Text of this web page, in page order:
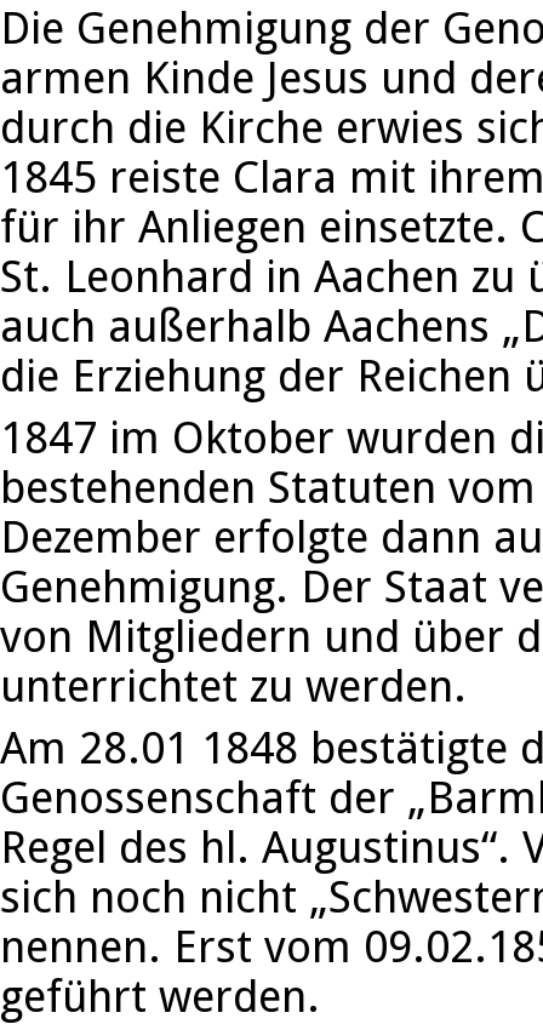
Die Genehmigung der
armen Kinde Jesus und
durch die Kirche erwies
1845 reiste Clara mit
für ihr Anliegen einsetzte.
St. Leonhard in Aachen
auch außerhalb Aachens
die Erziehung der Reichen
1847 im Oktober wurden
bestehenden Statuten
Dezember erfolgte dann
Genehmigung. Der Staat
von Mitgliedern und über
unterrichtet zu werden.
Am 28.01 1848 bestätigte
Genossenschaft der
Regel des hl.
sich noch nicht
nennen. Erst vom
geführt werden.